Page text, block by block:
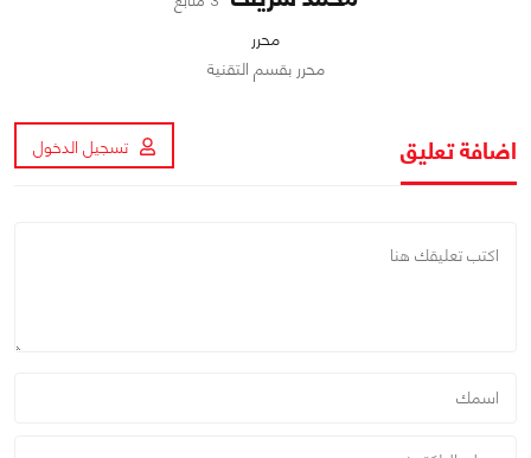
محرر
محرر بقسم التقنية
اضافة تعليق تسجيل الدخول